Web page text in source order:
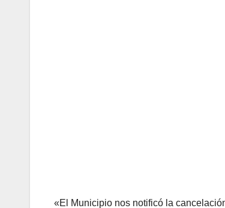
«El Municipio nos notificó la